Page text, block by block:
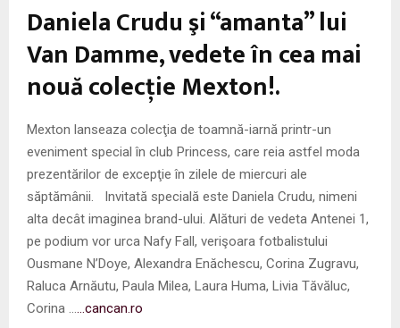
Daniela Crudu şi “amanta” lui
Van Damme, vedete în cea mai
nouă colecţie Mexton!.
Mexton lanseaza colecţia de toamnă-iarnă printr-un
eveniment special în club Princess, care reia astfel moda
prezentărilor de excepţie în zilele de miercuri ale
săptămânii. Invitată specială este Daniela Crudu, nimeni
alta decât imaginea brand-ului. Alături de vedeta Antenei 1,
pe podium vor urca Nafy Fall, verişoara fotbalistului
Ousmane N’Doye, Alexandra Enăchescu, Corina Zugravu,
Raluca Arnăutu, Paula Milea, Laura Huma, Livia Tăvăluc,
Corina …
…cancan.ro